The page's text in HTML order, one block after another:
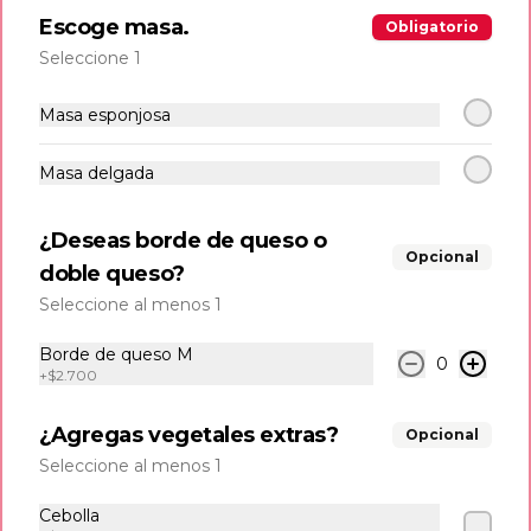
Empanadas
6 und de tostones de platano verde
Escoge masa. Obligatorio
Seleccione 1
Masa esponjosa
Masa delgada
¿Deseas borde de queso o
doble queso?
Opcional
Seleccione al menos 1
Borde de queso M
+$2.700
0
¿Agregas vegetales extras? Opcional
Seleccione al menos 1
Cebolla